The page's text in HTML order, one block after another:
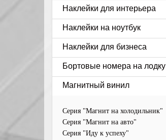
Наклейки для интерьера
Наклейки на ноутбук
Наклейки для бизнеса
Бортовые номера на лодку
Магнитный винил
Серия "Магнит на холодильник"
Серия "Магнит на авто"
Серия "Иду к успеху"